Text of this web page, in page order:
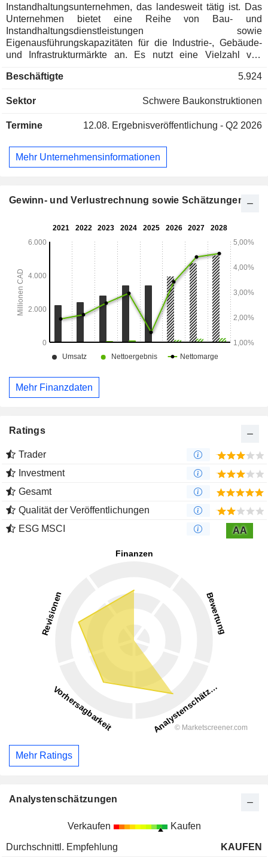
Instandhaltungsunternehmen, das landesweit tätig ist. Das
Unternehmen bietet eine Reihe von Bau- und
Instandhaltungsdienstleistungen sowie
Eigenausführungskapazitäten für die Industrie-, Gebäude-
und Infrastrukturmärkte an. Es nutzt eine Vielzahl von
Cost-Plus, Integrated Project Delivery (IPD),
Zielpreis, Kostenerstattung, Festpreis, Einheitspreis,
alternativer Finanzierung sowie öffentlich-private
Infrastruktur in einer Vielzahl von Projekten spezialisiert,
darunter Flughäfen, Seehäfen, Schienenverkehr, Brücken
Betonarbeiten, Straßenbau und Brückenbau an,
Anlagen und weiterer Leistungen.
Beschäftigte 5.924
Sektor Schwere Baukonstruktionen
Termine 12.08. Ergebnisveröffentlichung - Q2 2026
Mehr Unternehmensinformationen
Gewinn- und Verlustrechnung sowie Schätzungen
Mehr Finanzdaten
Ratings
Trader
Investment
Gesamt
Qualität der Veröffentlichungen
ESG MSCI
AA
Mehr Ratings
Analystenschätzungen
Verkaufen Kaufen
Durchschnittl. Empfehlung
KAUFEN